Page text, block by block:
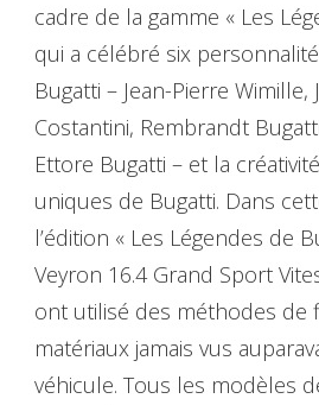
cadre de la gamme « Les
qui a célébré six
Bugatti – Jean-Pierre Wimille,
Costantini, Rembrandt
Ettore Bugatti – et la
uniques de Bugatti. Dans
l’édition « Les Légendes de
Veyron 16.4 Grand Sport
ont utilisé des méthodes de
matériaux jamais vus
véhicule. Tous les modèles